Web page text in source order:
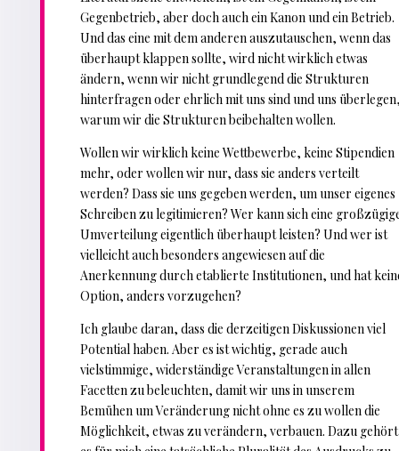
Gegenbetrieb, aber doch auch ein Kanon und ein Betrieb.
Und das eine mit dem anderen auszutauschen, wenn das
überhaupt klappen sollte, wird nicht wirklich etwas
ändern, wenn wir nicht grundlegend die Strukturen
hinterfragen oder ehrlich mit uns sind und uns
warum wir die Strukturen beibehalten wollen.
Wollen wir wirklich keine Wettbewerbe, keine Stipendien
mehr, oder wollen wir nur, dass sie anders verteilt
werden? Dass sie uns gegeben werden, um unser eigenes
Schreiben zu legitimieren? Wer kann sich eine
Umverteilung eigentlich überhaupt leisten? Und wer ist
vielleicht auch besonders angewiesen auf die
Anerkennung durch etablierte Institutionen, und hat
Option, anders vorzugehen?
Ich glaube daran, dass die derzeitigen Diskussionen viel
Potential haben. Aber es ist wichtig, gerade auch
vielstimmige, widerständige Veranstaltungen in allen
Facetten zu beleuchten, damit wir uns in unserem
Bemühen um Veränderung nicht ohne es zu wollen die
Möglichkeit, etwas zu verändern, verbauen. Dazu gehört